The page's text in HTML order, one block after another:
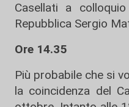
Casellati a
Repubblica Sergio
Ore 14.35
Più probabile che si
la coincidenza del